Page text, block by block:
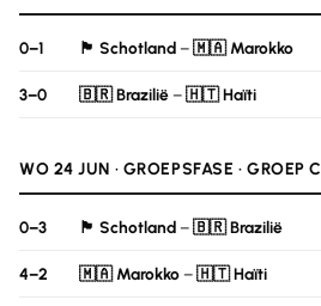
0–1 🏴󠁧󠁢󠁳󠁣󠁴󠁿 Schotland–🇲🇦 Marokko
3–0 🇧🇷 Brazilië–🇭🇹 Haïti
WO 24 JUN · GROEPSFASE · GROEP C
0–3 🏴󠁧󠁢󠁳󠁣󠁴󠁿 Schotland–🇧🇷 Brazilië
4–2 🇲🇦 Marokko–🇭🇹 Haïti